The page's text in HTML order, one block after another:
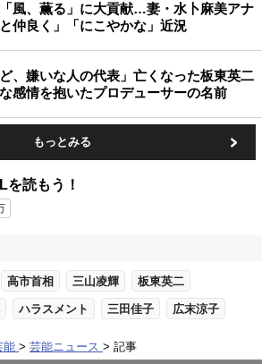
風、薫る」に大貢献…妻・水卜麻美アナ
仲良く」「にこやかな」近況
ど、嫌いな人の代表」亡くなった板東英二
感情を抱いたプロデューサーの名前
もっとみる
を読もう！
高市首相 三山凌輝 板東英二
ハラスメント 三田佳子 広末涼子
能 芸能ニュース 記事